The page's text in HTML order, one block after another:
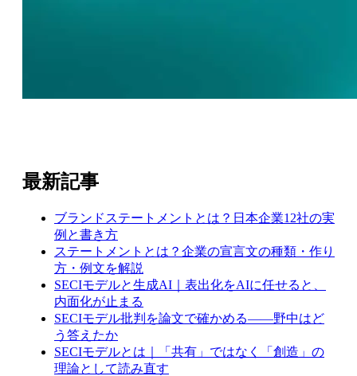
最新記事
ブランドステートメントとは？日本企業12社の実
例と書き方
ステートメントとは？企業の宣言文の種類・作り
方・例文を解説
SECIモデルと生成AI｜表出化をAIに任せると、
内面化が止まる
SECIモデル批判を論文で確かめる——野中はど
う答えたか
SECIモデルとは｜「共有」ではなく「創造」の
理論として読み直す